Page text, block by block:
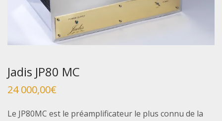
Jadis JP80 MC
24 000,00€
Le JP80MC est le préamplificateur le plus connu de la